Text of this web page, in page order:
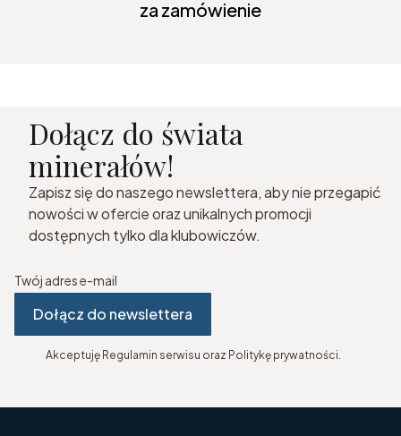
za zamówienie
Dołącz do świata
minerałów!
Zapisz się do naszego newslettera, aby nie przegapić
nowości w ofercie oraz unikalnych promocji
dostępnych tylko dla klubowiczów.
Twój adres e-mail
Dołącz do newslettera
Akceptuję Regulamin serwisu oraz Politykę prywatności.